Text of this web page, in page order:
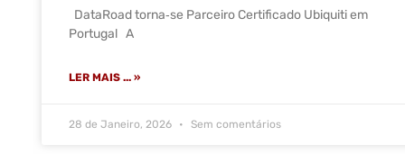
DataRoad torna‑se Parceiro Certificado Ubiquiti em
Portugal A
LER MAIS ... »
28 de Janeiro, 2026 Sem comentários